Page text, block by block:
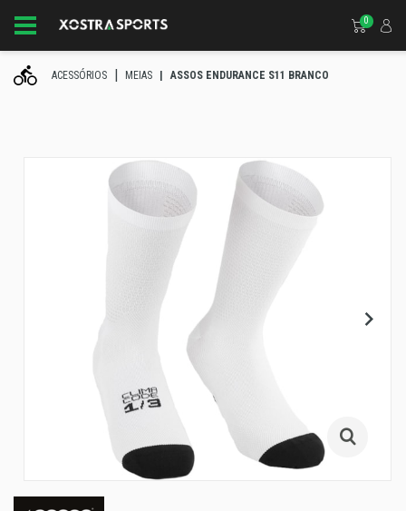
0
ACESSÓRIOS MEIAS ASSOS ENDURANCE S11 BRANCO